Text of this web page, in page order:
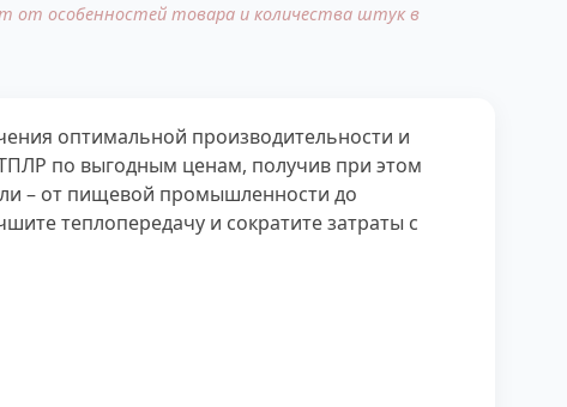
от особенностей товара и количества штук в
оптимальной производительности и
по выгодным ценам, получив при этом
– от пищевой промышленности до
теплопередачу и сократите затраты с